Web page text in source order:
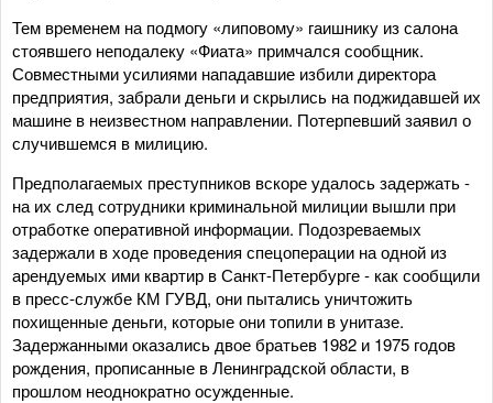
Тем временем на подмогу «липовому» гаишнику из салона
стоявшего неподалеку «Фиата» примчался сообщник.
Совместными усилиями нападавшие избили директора
предприятия, забрали деньги и скрылись на поджидавшей их
машине в неизвестном направлении. Потерпевший заявил о
случившемся в милицию.
Предполагаемых преступников вскоре удалось задержать -
на их след сотрудники криминальной милиции вышли при
отработке оперативной информации. Подозреваемых
задержали в ходе проведения спецоперации на одной из
арендуемых ими квартир в Санкт-Петербурге - как сообщили
в пресс-службе КМ ГУВД, они пытались уничтожить
похищенные деньги, которые они топили в унитазе.
Задержанными оказались двое братьев 1982 и 1975 годов
рождения, прописанные в Ленинградской области, в
прошлом неоднократно осужденные.